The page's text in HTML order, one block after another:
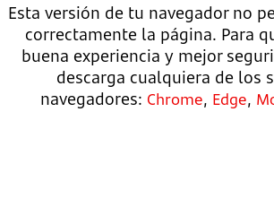
Esta versión de tu navegador no
correctamente la página. Para
buena experiencia y mejor
descarga cualquiera de los
navegadores: Chrome, Edge,